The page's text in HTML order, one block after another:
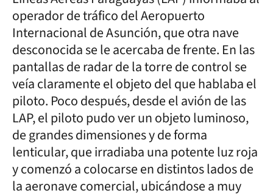
operador de tráfico del Aeropuerto
Internacional de Asunción, que otra nave
desconocida se le acercaba de frente. En las
pantallas de radar de la torre de control se
veía claramente el objeto del que hablaba el
piloto. Poco después, desde el avión de las
LAP, el piloto pudo ver un objeto luminoso,
de grandes dimensiones y de forma
lenticular, que irradiaba una potente luz roja
y comenzó a colocarse en distintos lados de
la aeronave comercial, ubicándose a muy